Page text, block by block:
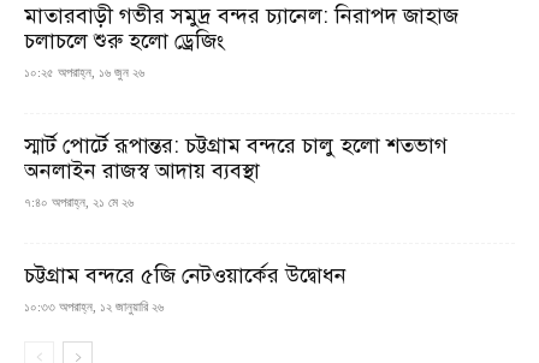
মাতারবাড়ী গভীর সমুদ্র বন্দর চ্যানেল: নিরাপদ জাহাজ
চলাচলে শুরু হলো ড্রেজিং
১০:২৫ অপরাহ্ন, ১৬ জুন ২৬
স্মার্ট পোর্টে রূপান্তর: চট্টগ্রাম বন্দরে চালু হলো শতভাগ
অনলাইন রাজস্ব আদায় ব্যবস্থা
৭:৪০ অপরাহ্ন, ২১ মে ২৬
চট্টগ্রাম বন্দরে ৫জি নেটওয়ার্কের উদ্বোধন
১০:৩৩ অপরাহ্ন, ১২ জানুয়ারি ২৬